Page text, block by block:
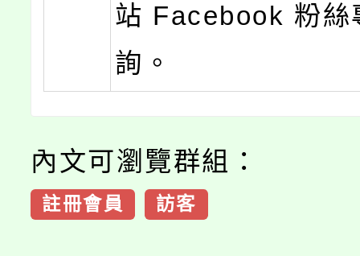
站 Facebook 粉絲
詢。
內文可瀏覽群組：
註冊會員 訪客